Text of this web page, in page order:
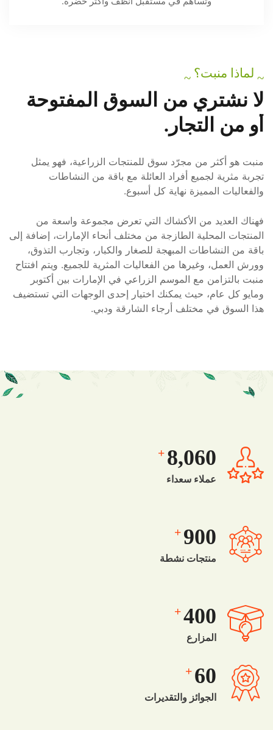
~ لماذا منبت؟ ~
لا نشتري من السوق المفتوحة
أو من التجار.
منبت هو أكثر من مجرّد سوق للمنتجات الزراعية، فهو يمثل
تجربة مثرية لجميع أفراد العائلة مع باقة من النشاطات
والفعاليات المميزة نهاية كل أسبوع.
فهناك العديد من الأكشاك التي تعرض مجموعة واسعة من
المنتجات المحلية الطازجة من مختلف أنحاء الإمارات، إضافة إلى
باقة من النشاطات المبهجة للصغار والكبار، وتجارب التذوق،
وورش العمل، وغيرها من الفعاليات المثرية للجميع. ويتم افتتاح
منبت بالتزامن مع الموسم الزراعي في الإمارات بين أكتوبر
ومايو كل عام، حيث يمكنك اختيار إحدى الوجهات التي تستضيف
هذا السوق في مختلف أرجاء الشارقة ودبي.
8,060
+
عملاء سعداء
900
+
منتجات نشطة
400
+
المزارع
60
+
الجوائز والتقديرات